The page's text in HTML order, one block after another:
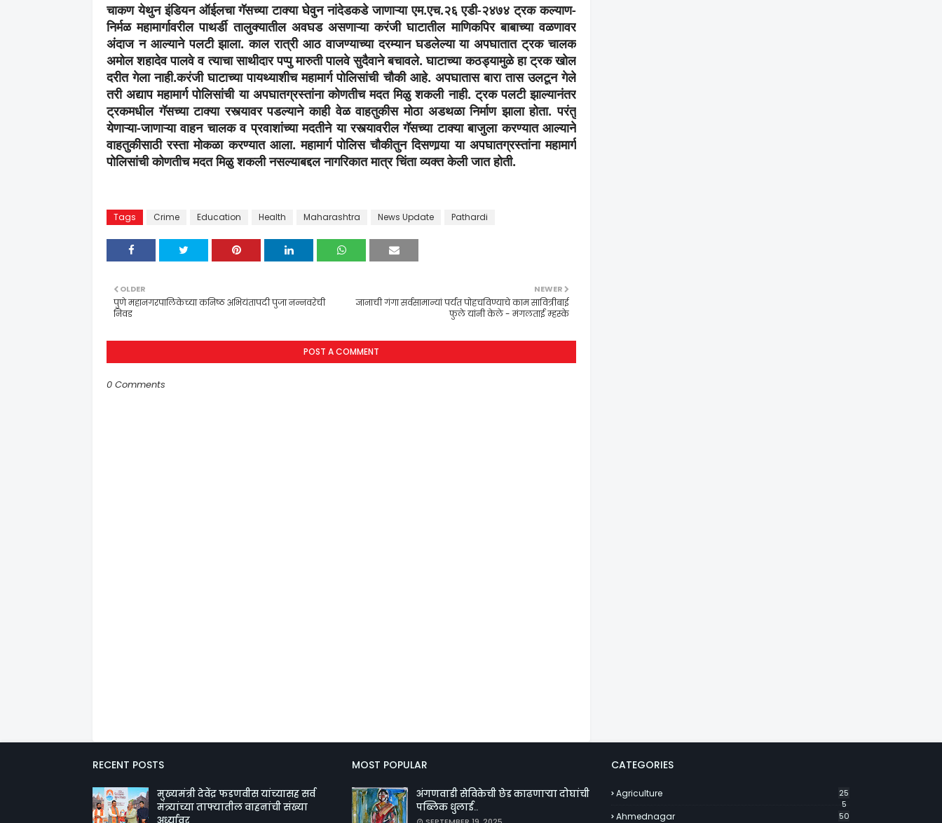
चाकण येथुन इंडियन ऑईलचा गॅसच्या टाक्या घेवुन नांदेडकडे जाणाऱ्या एम.एच.२६ एडी-२४७४ ट्रक कल्याण-
निर्मळ महामार्गावरील पाथर्डी तालुक्यातील अवघड असणाऱ्या करंजी घाटातील माणिकपिर बाबाच्या वळणावर
अंदाज न आल्याने पलटी झाला. काल रात्री आठ वाजण्याच्या दरम्यान घडलेल्या या अपघातात ट्रक चालक
अमोल शहादेव पालवे व त्याचा साथीदार पप्पु मारुती पालवे सुदैवाने बचावले. घाटाच्या कठड्यामुळे हा ट्रक खोल
दरीत गेला नाही.करंजी घाटाच्या पायथ्याशीच महामार्ग पोलिसांची चौकी आहे. अपघातास बारा तास उलटून गेले
तरी अद्याप महामार्ग पोलिसांची या अपघातग्रस्तांना कोणतीच मदत मिळु शकली नाही. ट्रक पलटी झाल्यानंतर
ट्रकमधील गॅसच्या टाक्या रस्त्यावर पडल्याने काही वेळ वाहतुकीस मोठा अडथळा निर्माण झाला होता. परंतु
येणाऱ्या-जाणाऱ्या वाहन चालक व प्रवाशांच्या मदतीने या रस्त्यावरील गॅसच्या टाक्या बाजुला करण्यात आल्याने
वाहतुकीसाठी रस्ता मोकळा करण्यात आला. महामार्ग पोलिस चौकीतुन दिसणार्‍या या अपघातग्रस्तांना महामार्ग
पोलिसांची कोणतीच मदत मिळु शकली नसल्याबद्दल नागरिकात मात्र चिंता व्यक्त केली जात होती.
Tags Crime Education Health Maharashtra News Update Pathardi
NEWER
ज्ञानाची गंगा सर्वसामान्यां पर्यंत पोहचविण्याचे काम सावित्रीबाई
फुले यांनी केले - मंगलताई म्हस्के
OLDER
पुणे महानगरपालिकेच्या कनिष्ठ अभियंतापदी पुजा नन्नवरेची
निवड
POST A COMMENT
0 Comments
RECENT POSTS
मुख्यमंत्री देवेंद्र फडणवीस यांच्यासह सर्व
मंत्र्यांच्या ताफ्यातील वाहनांची संख्या
अर्ध्यावर
MOST POPULAR
अंगणवाडी सेविकेची छेड काढणाऱ्या दोघांची
पब्लिक धुलाई..
CATEGORIES
Agriculture
25
5
Ahmednagar
50